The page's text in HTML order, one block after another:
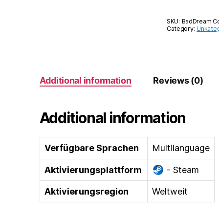
SKU:
Category:
Additional information Reviews (0)
Additional information
Verfügbare Sprachen Multilanguage
Aktivierungsplattform - Steam
Aktivierungsregion Weltweit